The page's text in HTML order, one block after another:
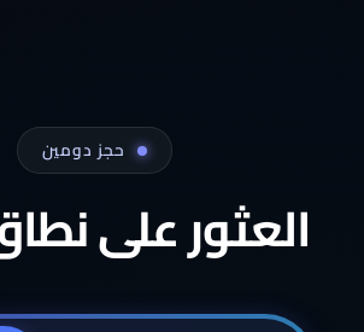
حجز دومين
العثور على